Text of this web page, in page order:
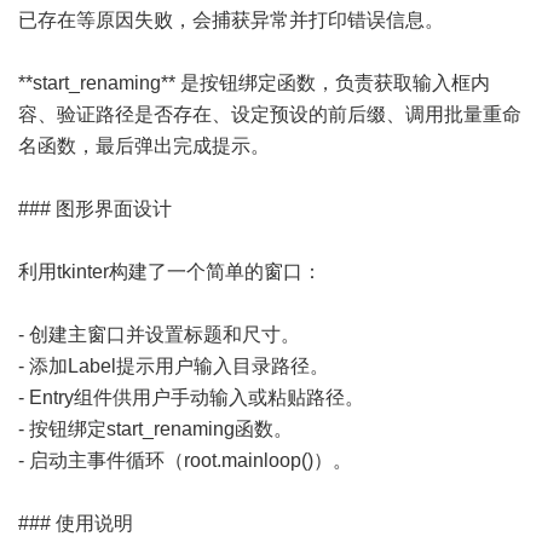
已存在等原因失败，会捕获异常并打印错误信息。
**start_renaming** 是按钮绑定函数，负责获取输入框内
容、验证路径是否存在、设定预设的前后缀、调用批量重命
名函数，最后弹出完成提示。
### 图形界面设计
利用tkinter构建了一个简单的窗口：
- 创建主窗口并设置标题和尺寸。
- 添加Label提示用户输入目录路径。
- Entry组件供用户手动输入或粘贴路径。
- 按钮绑定start_renaming函数。
- 启动主事件循环（root.mainloop()）。
### 使用说明